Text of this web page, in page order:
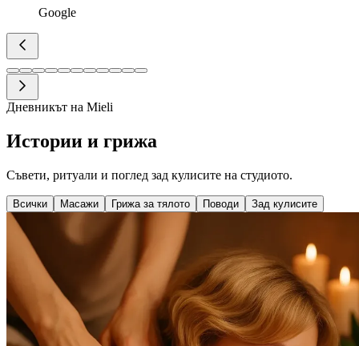
Google
Дневникът на Mieli
Истории и грижа
Съвети, ритуали и поглед зад кулисите на студиото.
Всички Масажи Грижа за тялото Поводи Зад кулисите